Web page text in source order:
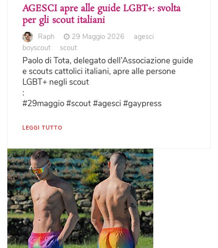
AGESCI apre alle guide LGBT+: svolta
per gli scout italiani
Raph 29 Maggio 2026
agesci
boyscout
scout
Paolo di Tota, delegato dell’Associazione guide
e scouts cattolici italiani, apre alle persone
LGBT+ negli scout
:
#29maggio #scout #agesci #gaypress
LEGGI TUTTO